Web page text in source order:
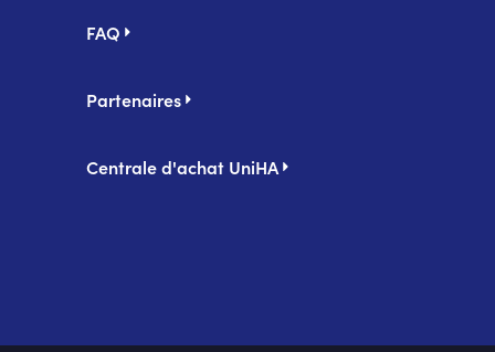
FAQ
Partenaires
Centrale d'achat UniHA